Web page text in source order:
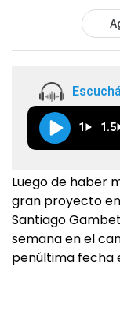
1 1.5
Luego de haber
gran proyecto
Santiago
semana en el
penúltima fecha